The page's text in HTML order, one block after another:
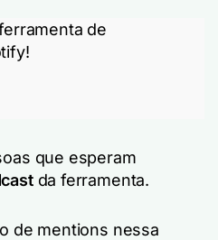
de
que esperam
da ferramenta.
de mentions nessa